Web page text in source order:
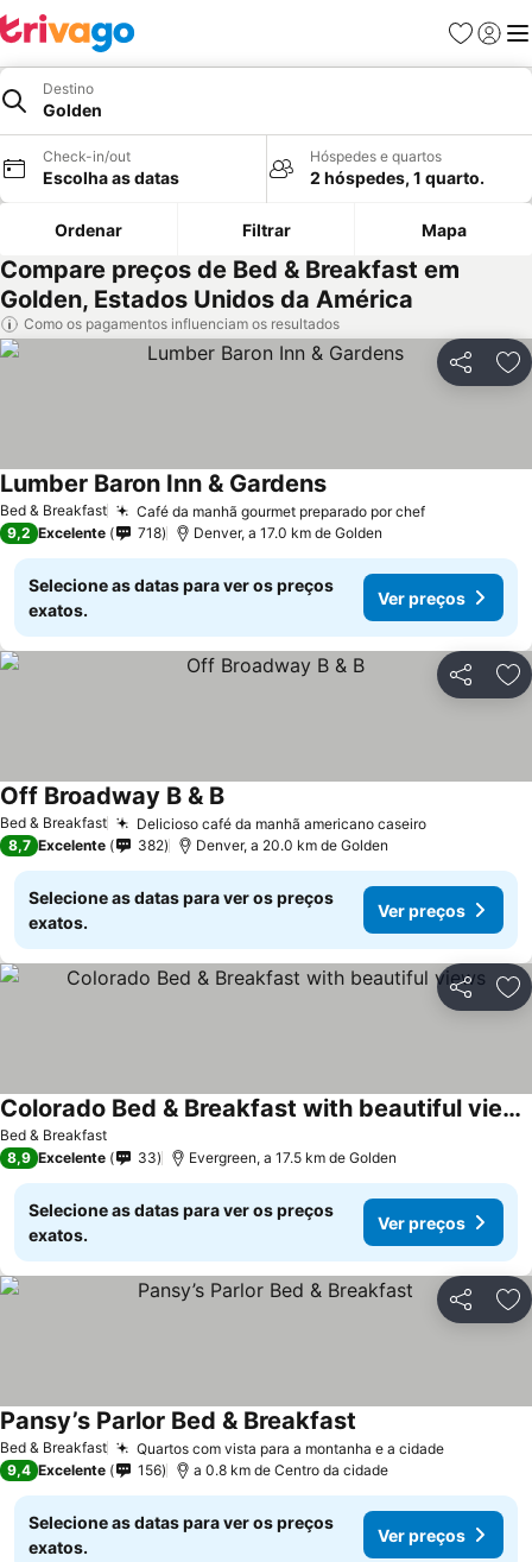
Favoritos
Iniciar
Destino
Golden
Check-in/out
Escolha as datas
Hóspedes e quartos
2 hóspedes, 1 quarto.
Ordenar Filtrar Mapa
Compare preços de Bed & Breakfast em
Golden, Estados Unidos da América
Como os pagamentos influenciam os resultados
Partilhar
Bed & Breakfast Café da manhã gourmet preparado por chef
Lumber Baron Inn & Gardens
9,2 Excelente 718 Denver, a 17.0 km de Golden
Selecione as datas para ver os preços
exatos.
Ver preços
Partilhar
Bed & Breakfast Delicioso café da manhã americano caseiro
Off Broadway B & B
8,7 Excelente 382 Denver, a 20.0 km de Golden
Selecione as datas para ver os preços
exatos.
Ver preços
Partilhar
Bed & Breakfast
Colorado Bed & Breakfast with beautiful views
8,9 Excelente 33 Evergreen, a 17.5 km de Golden
Selecione as datas para ver os preços
exatos.
Ver preços
Partilhar
Bed & Breakfast Quartos com vista para a montanha e a cidade
Pansy’s Parlor Bed & Breakfast
9,4 Excelente 156 a 0.8 km de Centro da cidade
Selecione as datas para ver os preços
exatos.
Ver preços